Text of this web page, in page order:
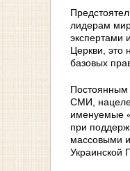
лидерам
экспертами
Церкви, это
базовых
Постоянным
СМИ,
именуемые
при
массовыми
Украинской